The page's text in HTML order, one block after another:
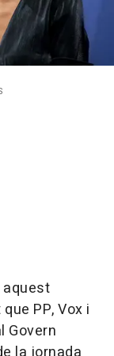
aquest
PP, Vox i
Govern